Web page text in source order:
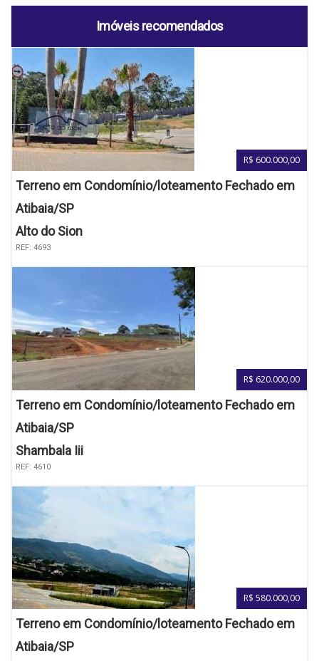
Imóveis recomendados
R$ 600.000,00
Terreno em Condomínio/loteamento Fechado em
Atibaia/SP
Alto do Sion
REF: 4693
R$ 620.000,00
Terreno em Condomínio/loteamento Fechado em
Atibaia/SP
Shambala Iii
REF: 4610
R$ 580.000,00
Terreno em Condomínio/loteamento Fechado em
Atibaia/SP